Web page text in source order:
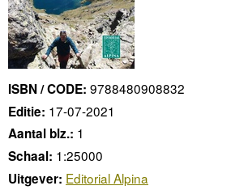
ISBN / CODE: 9788480908832
Editie: 17-07-2021
Aantal blz.: 1
Schaal: 1:25000
Uitgever: Editorial Alpina